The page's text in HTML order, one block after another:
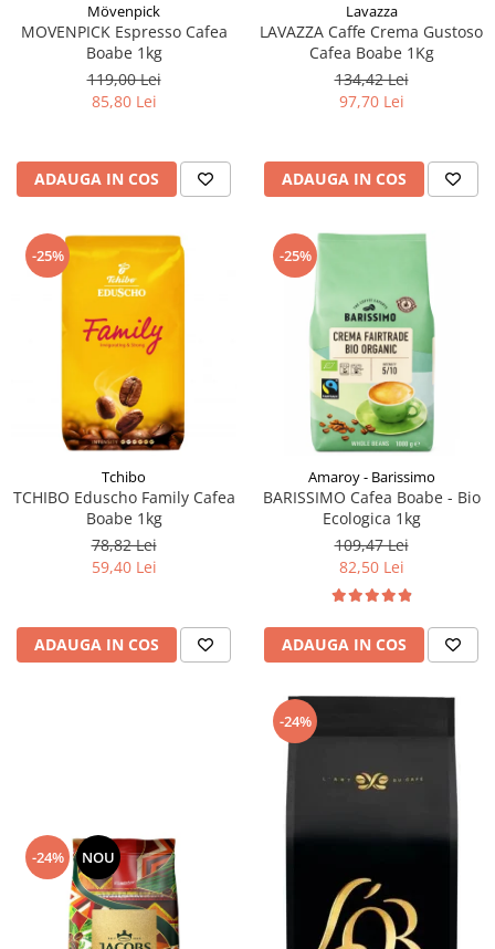
Mövenpick
MOVENPICK Espresso Cafea
Boabe 1kg
119,00 Lei
85,80 Lei
ADAUGA IN COS
Lavazza
LAVAZZA Caffe Crema Gustoso
Cafea Boabe 1Kg
134,42 Lei
97,70 Lei
ADAUGA IN COS
-25%
Tchibo
TCHIBO Eduscho Family Cafea
Boabe 1kg
78,82 Lei
59,40 Lei
ADAUGA IN COS
-25%
Amaroy - Barissimo
BARISSIMO Cafea Boabe - Bio
Ecologica 1kg
109,47 Lei
82,50 Lei
ADAUGA IN COS
-24% NOU
-24%